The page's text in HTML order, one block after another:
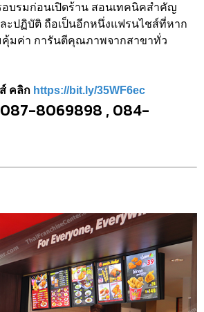
อบรมก่อนเปิดร้าน สอนเทคนิคสำคัญ
ะปฏิบัติ ถือเป็นอีกหนึ่งแฟรนไชส์ที่หาก
คุ้มค่า การันตีคุณภาพจากสาขาทั่ว
คลิก https://bit.ly/35WF6ec
087-8069898 , 084-